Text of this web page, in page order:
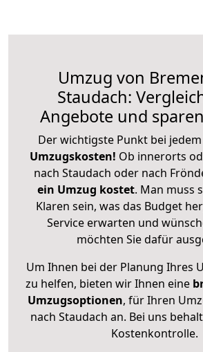
Umzug von
Staudach:
Angebote und
Der wichtigste Punkt bei
Umzugskosten! Ob innerorts
nach Staudach oder nach
ein Umzug kostet. Man muss
Klaren sein, was das Budget
Service erwarten und
möchten Sie dafür
Um Ihnen bei der Planung Ihres
zu helfen, bieten wir Ihnen eine
Umzugsoptionen, für Ihren
nach Staudach an. Bei uns
Kostenkontrolle.